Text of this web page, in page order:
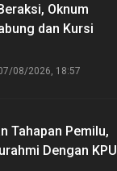
Oknum
dan Kursi
08/2026, 18:57
Tahapan Pemilu,
Dengan KPU